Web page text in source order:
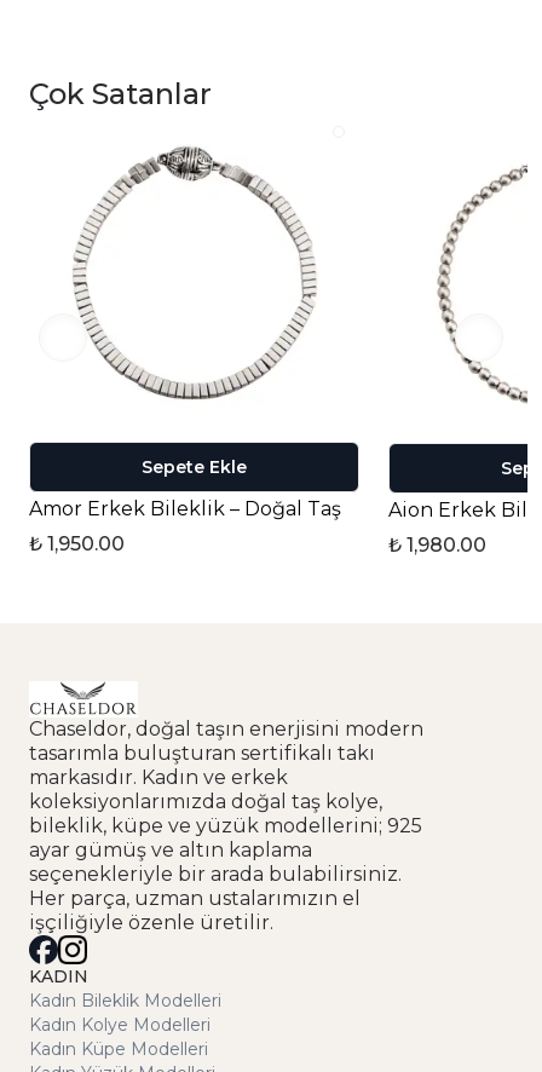
Çok Satanlar
Sepete Ekle
Amor Erkek Bileklik – Doğal Taş
₺ 1,950.00
Aion Erkek
₺ 1,980.00
Chaseldor, doğal taşın enerjisini modern
tasarımla buluşturan sertifikalı takı
markasıdır. Kadın ve erkek
koleksiyonlarımızda doğal taş kolye,
bileklik, küpe ve yüzük modellerini; 925
ayar gümüş ve altın kaplama
seçenekleriyle bir arada bulabilirsiniz.
Her parça, uzman ustalarımızın el
işçiliğiyle özenle üretilir.
KADIN
Kadın Bileklik Modelleri
Kadın Kolye Modelleri
Kadın Küpe Modelleri